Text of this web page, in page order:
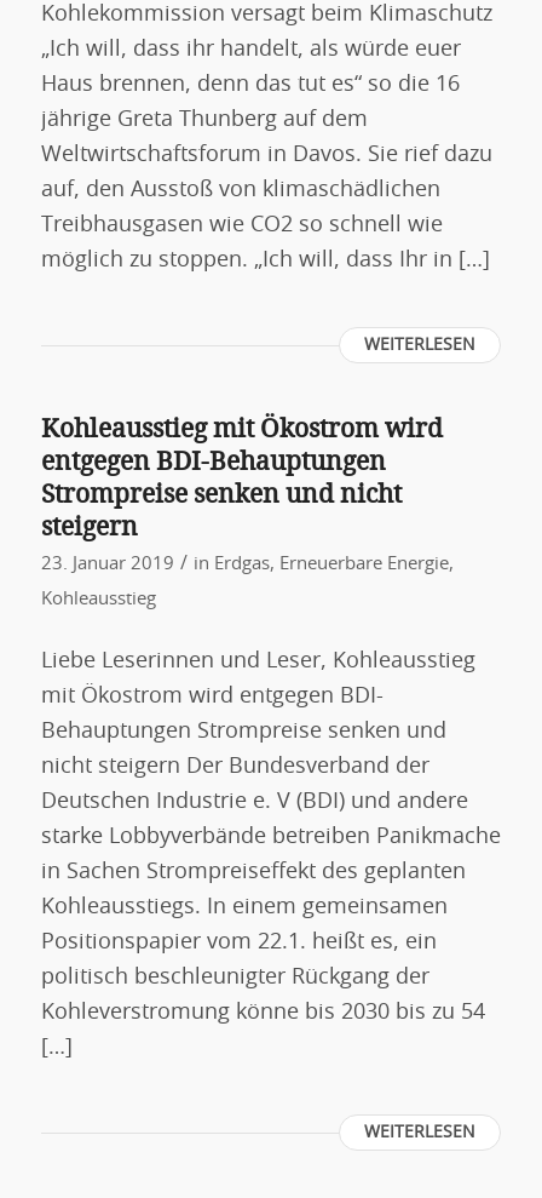
Kohlekommission versagt beim Klimaschutz
„Ich will, dass ihr handelt, als würde euer
Haus brennen, denn das tut es“ so die 16
jährige Greta Thunberg auf dem
Weltwirtschaftsforum in Davos. Sie rief dazu
auf, den Ausstoß von klimaschädlichen
Treibhausgasen wie CO2 so schnell wie
möglich zu stoppen. „Ich will, dass Ihr in […]
WEITERLESEN
Kohleausstieg mit Ökostrom wird
entgegen BDI-Behauptungen
Strompreise senken und nicht
steigern
23. Januar 2019 / in Erdgas, Erneuerbare Energie,
Kohleausstieg
Liebe Leserinnen und Leser, Kohleausstieg
mit Ökostrom wird entgegen BDI-
Behauptungen Strompreise senken und
nicht steigern Der Bundesverband der
Deutschen Industrie e. V (BDI) und andere
starke Lobbyverbände betreiben Panikmache
in Sachen Strompreiseffekt des geplanten
Kohleausstiegs. In einem gemeinsamen
Positionspapier vom 22.1. heißt es, ein
politisch beschleunigter Rückgang der
Kohleverstromung könne bis 2030 bis zu 54
[…]
WEITERLESEN